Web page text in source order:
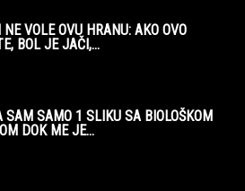
NE VOLE OVU HRANU: AKO OVO
BOL JE JAČI,...
SAM SAMO 1 SLIKU SA BIOLOŠKOM
DOK ME JE...